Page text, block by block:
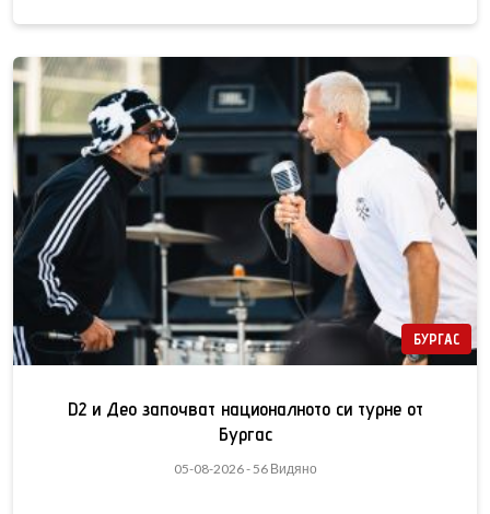
БУРГАС
D2 и Део започват националното си турне от
Бургас
05-08-2026 - 56 Видяно